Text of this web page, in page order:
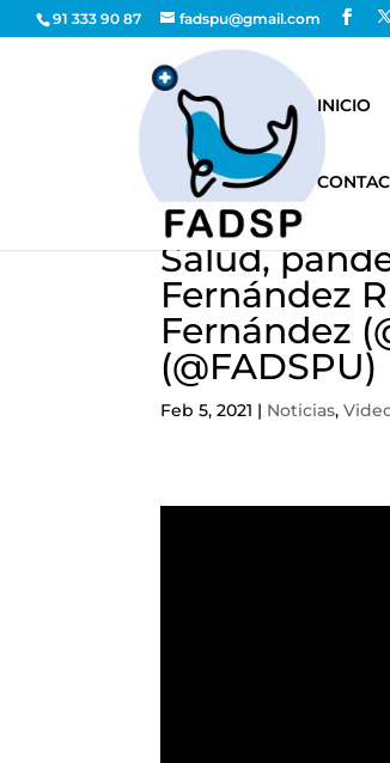
91 333 90 87 fadspu@gmail.com
INICIO
Salud,
Fernández
Fernández
(@FADSPU)
Feb 5, 2021 | Noticias,